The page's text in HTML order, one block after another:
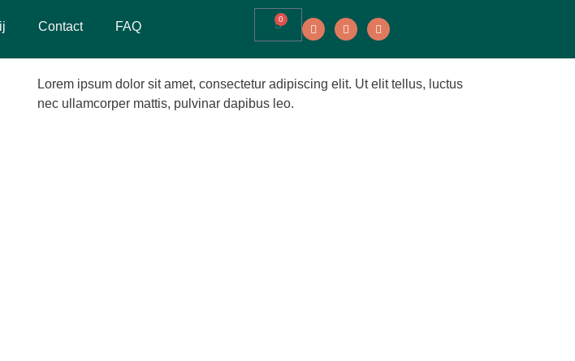
Contact FAQ
0
Lorem ipsum dolor sit amet, consectetur adipiscing elit. Ut elit tellus, luctus
nec ullamcorper mattis, pulvinar dapibus leo.